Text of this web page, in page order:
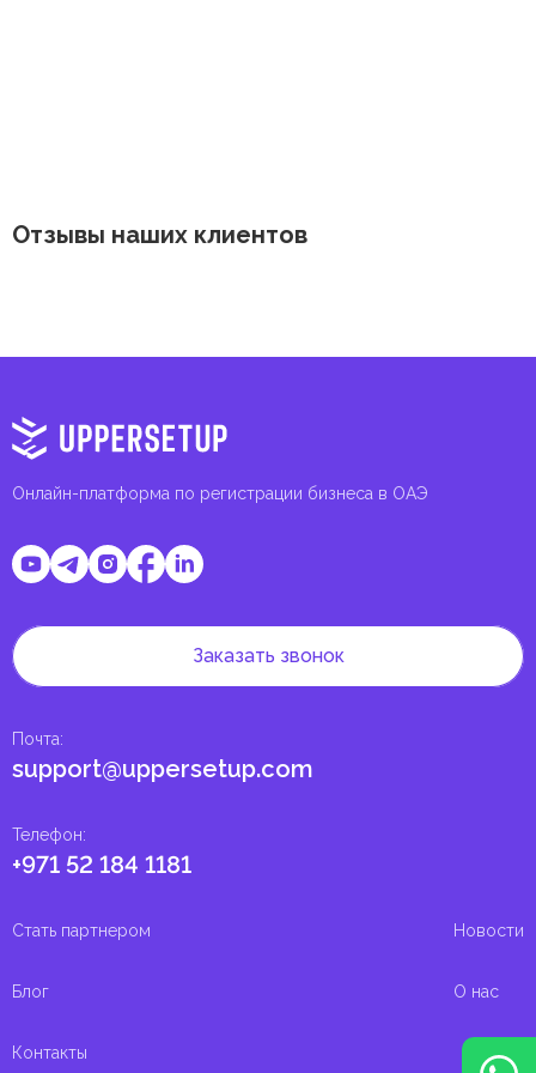
Отзывы наших клиентов
Онлайн-платформа по регистрации бизнеса в ОАЭ
Телефон:
+971 52 184 1181
Почта:
support@uppersetup.com
Заказать звонок
Стать партнером Новости
Блог О нас
Контакты